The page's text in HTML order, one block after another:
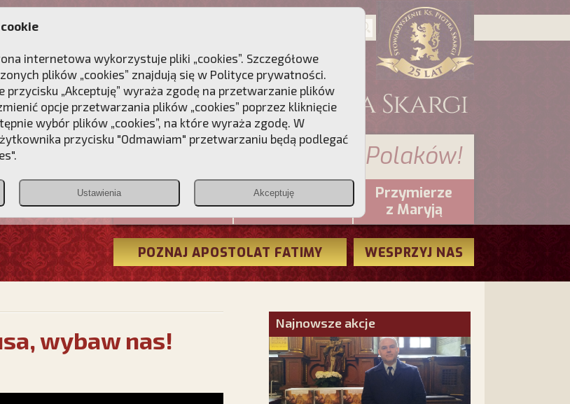
DUSZY
Przebudźmy sumienia Polaków!
Christiana
PCh24.pl
Przymierze
z Maryją
POZNAJ APOSTOLAT FATIMY WESPRZYJ NAS
wybaw nas!
Najnowsze akcje
internetowa wykorzystuje pliki „cookies”. Szczegółowe
plików „cookies” znajdują się w Polityce prywatności.
przycisku „Akceptuję” wyraża zgodę na przetwarzanie plików
opcje przetwarzania plików „cookies” poprzez kliknięcie
wybór plików „cookies”, na które wyraża zgodę. W
przycisku "Odmawiam" przetwarzaniu będą podlegać
Ustawienia Akceptuję